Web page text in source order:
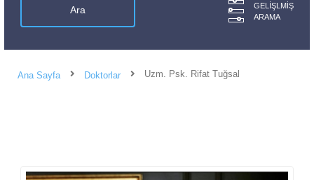
GELIŞLMIŞ
ARAMA
Ana Sayfa Doktorlar Uzm. Psk. Rifat Tuğsal